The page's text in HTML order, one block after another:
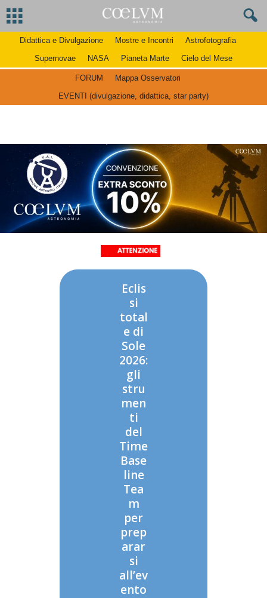
Didattica e Divulgazione Mostre e Incontri
Astrofotografia
Supernovae
NASA Pianeta Marte Cielo del Mese
FORUM
Mappa Osservatori
EVENTI (divulgazione, didattica, star party)
Eclis
si
total
e di
Sole
2026:
gli
stru
men
ti
del
Time
Base
line
Tea
m
per
prep
arar
si
all’ev
ento